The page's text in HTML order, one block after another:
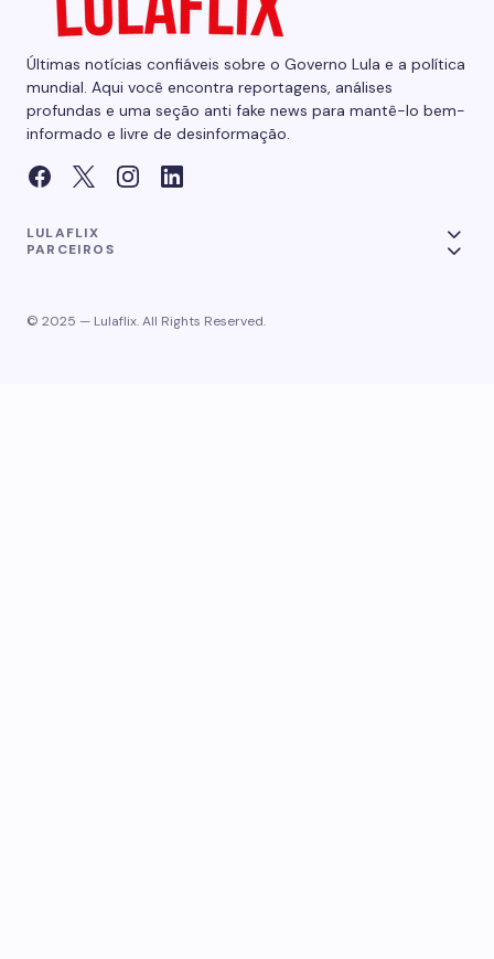
Últimas notícias confiáveis sobre o Governo Lula e a política
mundial. Aqui você encontra reportagens, análises
profundas e uma seção anti fake news para mantê-lo bem-
informado e livre de desinformação.
LULAFLIX
PARCEIROS
© 2025 — Lulaflix. All Rights Reserved.